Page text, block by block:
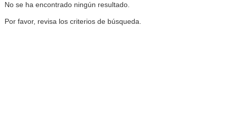
No se ha encontrado ningún resultado.
Por favor, revisa los criterios de búsqueda.